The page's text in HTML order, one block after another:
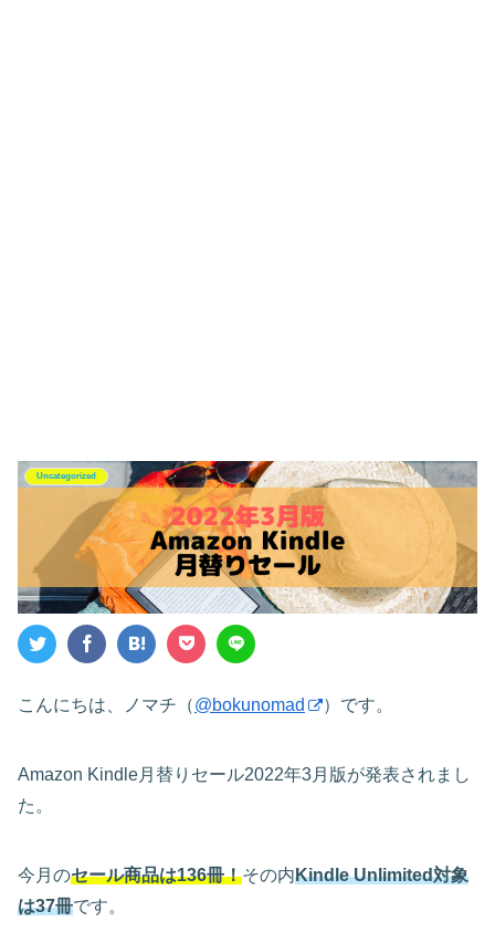
Uncategorized
こんにちは、ノマチ（@bokunomad ）です。
Amazon Kindle月替りセール2022年3月版が発表されまし
た。
今月のセール商品は136冊！その内Kindle Unlimited対象
は37冊です。